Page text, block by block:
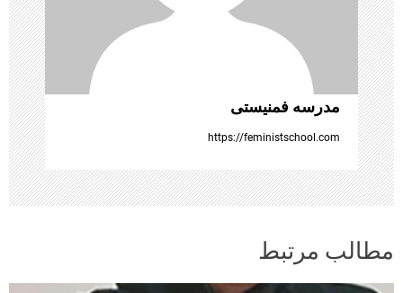
ه‌
ه
ا
مدرسه فمنیستی
https://feministschool.com
مطالب مرتبط